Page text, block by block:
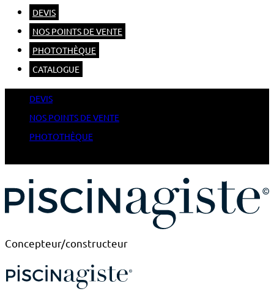
DEVIS
NOS POINTS DE VENTE
PHOTOTHÈQUE
CATALOGUE
DEVIS
NOS POINTS DE VENTE
PHOTOTHÈQUE
Concepteur/constructeur